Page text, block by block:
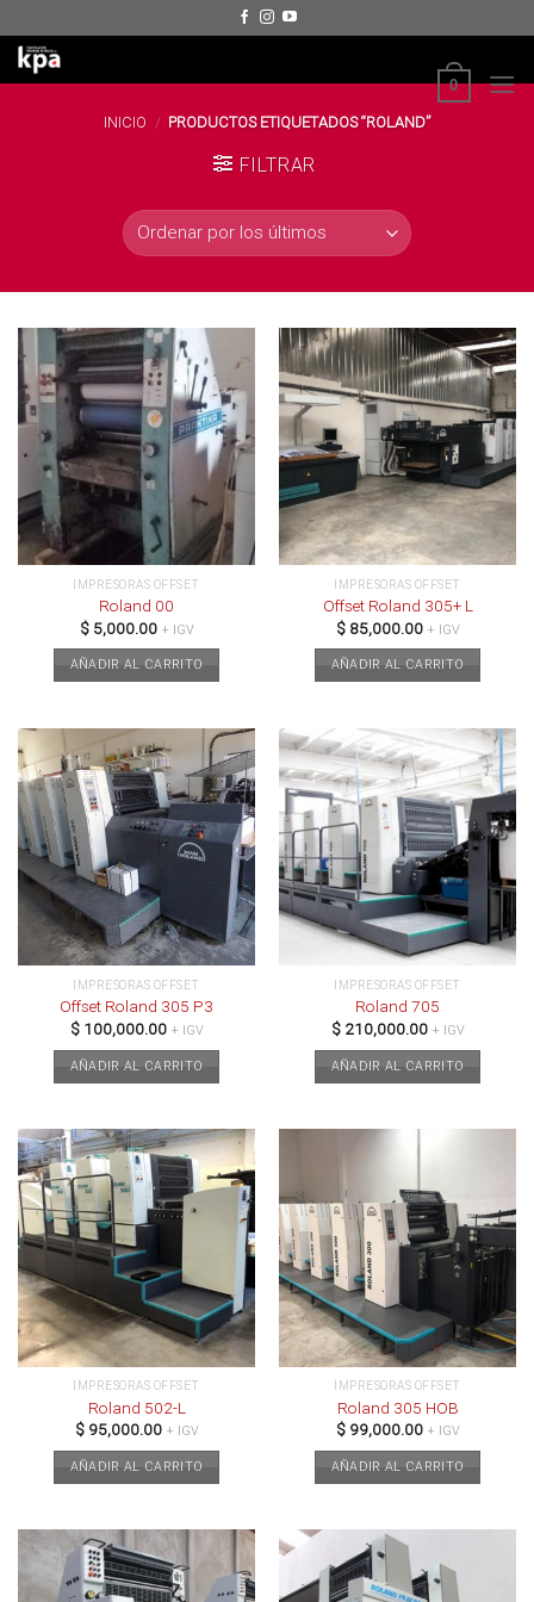
to
content
0
INICIO / PRODUCTOS ETIQUETADOS “ROLAND”
FILTRAR
IMPRESORAS OFFSET
Roland 00
$5,000.00 + IGV
AÑADIR AL CARRITO
IMPRESORAS OFFSET
Offset Roland 305+ L
$85,000.00 + IGV
AÑADIR AL CARRITO
IMPRESORAS OFFSET
Offset Roland 305 P3
$100,000.00 + IGV
AÑADIR AL CARRITO
IMPRESORAS OFFSET
Roland 705
$210,000.00 + IGV
AÑADIR AL CARRITO
IMPRESORAS OFFSET
Roland 502-L
$95,000.00 + IGV
AÑADIR AL CARRITO
IMPRESORAS OFFSET
Roland 305 HOB
$99,000.00 + IGV
AÑADIR AL CARRITO